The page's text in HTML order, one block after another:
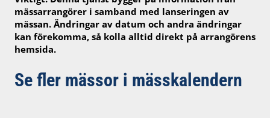
mässarrangörer i samband med lanseringen av
mässan. Ändringar av datum och andra ändringar
kan förekomma, så kolla alltid direkt på arrangörens
hemsida.
Se fler mässor i mässkalendern